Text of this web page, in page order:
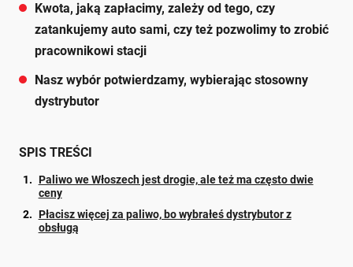
Kwota, jaką zapłacimy, zależy od tego, czy
zatankujemy auto sami, czy też pozwolimy to zrobić
pracownikowi stacji
Nasz wybór potwierdzamy, wybierając stosowny
dystrybutor
SPIS TREŚCI
Paliwo we Włoszech jest drogie, ale też ma często dwie
ceny
Płacisz więcej za paliwo, bo wybrałeś dystrybutor z
obsługą